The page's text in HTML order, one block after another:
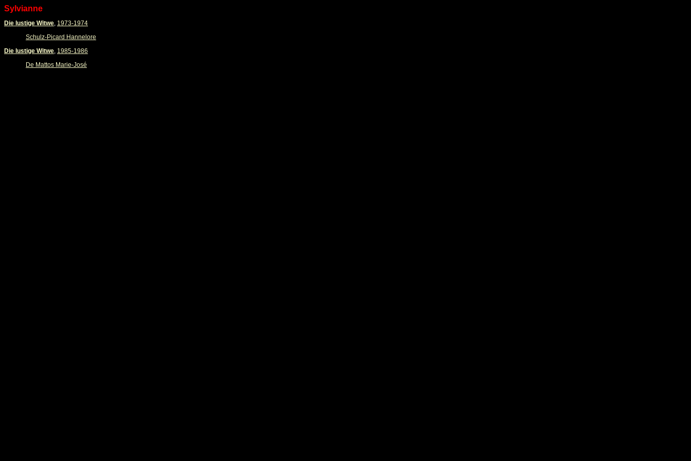
Sylvianne
Die lustige Witwe, 1973-1974
Schulz-Picard Hannelore
Die lustige Witwe, 1985-1986
De Mattos Marie-José